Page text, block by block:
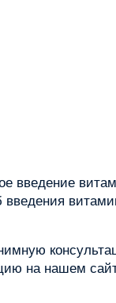
введение
на нашем